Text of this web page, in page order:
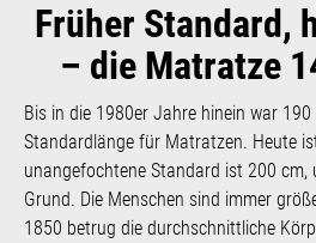
Früher Standard,
– die Matratze
Bis in die 1980er Jahre hinein war
Standardlänge für Matratzen. Heute
unangefochtene Standard ist 200 cm,
Grund. Die Menschen sind immer
1850 betrug die durchschnittliche